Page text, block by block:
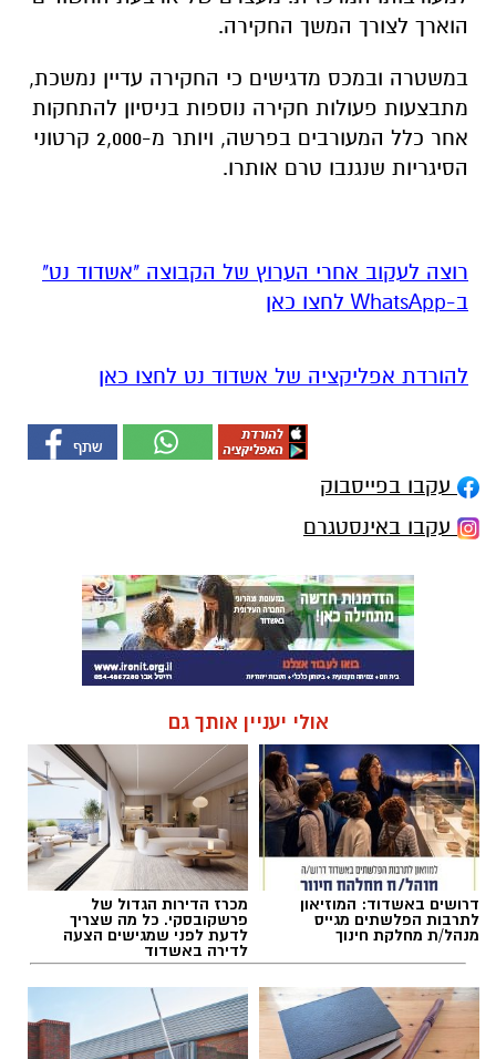
הוארך לצורך המשך החקירה.
במשטרה ובמכס מדגישים כי החקירה עדיין נמשכת,
מתבצעות פעולות חקירה נוספות בניסיון להתחקות
אחר כלל המעורבים בפרשה, ויותר מ-2,000 קרטוני
הסיגריות שנגנבו טרם אותרו.
רוצה לעקוב אחרי הערוץ של הקבוצה "אשדוד נט"
ב-WhatsApp לחצו כאן
להורדת אפליקציה של אשדוד נט לחצו כאן
עקבו בפייסבוק
עקבו באינסטגרם
אולי יעניין אותך גם
דרושים באשדוד: המוזיאון
לתרבות הפלשתים מגייס
מנהל/ת מחלקת חינוך
מכרז הדירות הגדול של
פרשקובסקי. כל מה שצריך
לדעת לפני שמגישים הצעה
לדירה באשדוד